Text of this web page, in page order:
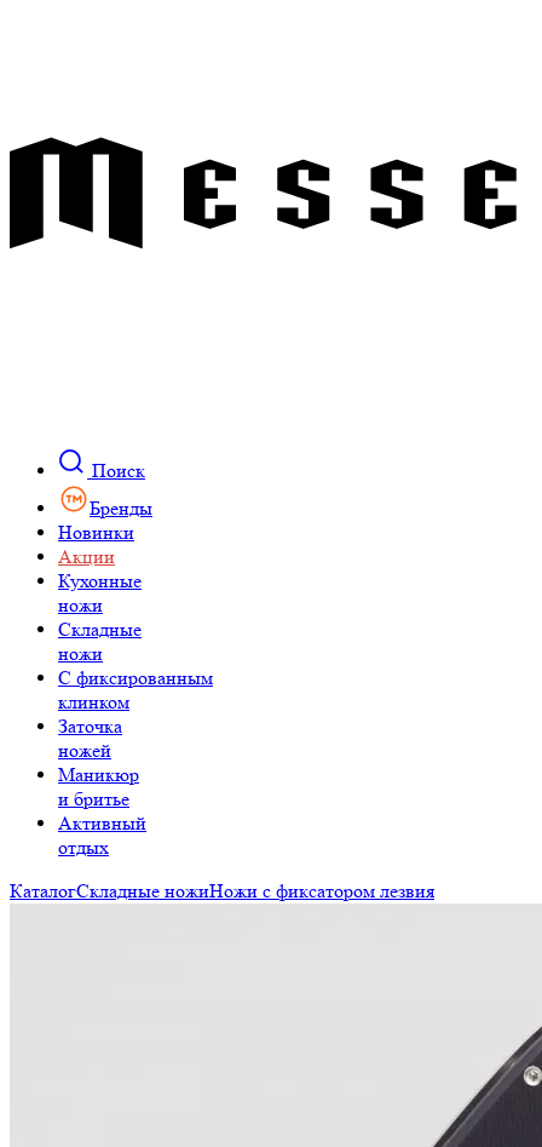
Поиск
Бренды
Новинки
Акции
Кухонные
ножи
Складные
ножи
C фиксированным
клинком
Заточка
ножей
Маникюр
и бритье
Активный
отдых
КаталогСкладные ножиНожи с фиксатором лезвия